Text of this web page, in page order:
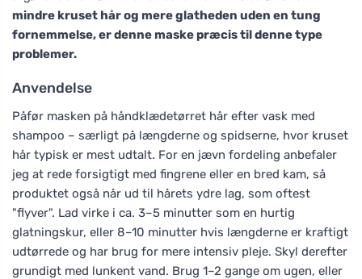
mindre kruset hår og mere glatheden uden en tung
fornemmelse, er denne maske præcis til denne type
problemer.
Anvendelse
Påfør masken på håndklædetørret hår efter vask med
shampoo – særligt på længderne og spidserne, hvor kruset
hår typisk er mest udtalt. For en jævn fordeling anbefaler
jeg at rede forsigtigt med fingrene eller en bred kam, så
produktet også når ud til hårets ydre lag, som oftest
"flyver". Lad virke i ca. 3–5 minutter som en hurtig
glatningskur, eller 8–10 minutter hvis længderne er kraftigt
udtørrede og har brug for mere intensiv pleje. Skyl derefter
grundigt med lunkent vand. Brug 1–2 gange om ugen, eller